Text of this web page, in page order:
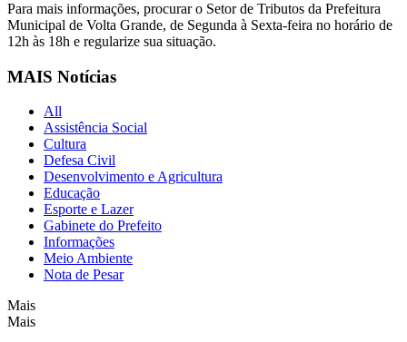
Para mais informações, procurar o Setor de Tributos da Prefeitura
Municipal de Volta Grande, de Segunda à Sexta-feira no horário de
12h às 18h e regularize sua situação.
MAIS Notícias
All
Assistência Social
Cultura
Defesa Civil
Desenvolvimento e Agricultura
Educação
Esporte e Lazer
Gabinete do Prefeito
Informações
Meio Ambiente
Nota de Pesar
Mais
Mais